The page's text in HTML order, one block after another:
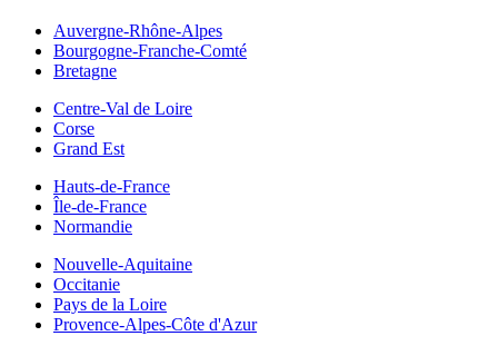
Auvergne-Rhône-Alpes
Bourgogne-Franche-Comté
Bretagne
Centre-Val de Loire
Corse
Grand Est
Hauts-de-France
Île-de-France
Normandie
Nouvelle-Aquitaine
Occitanie
Pays de la Loire
Provence-Alpes-Côte d'Azur